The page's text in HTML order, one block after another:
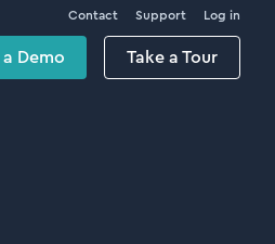
Contact Support Log in
Demo Take a Tour